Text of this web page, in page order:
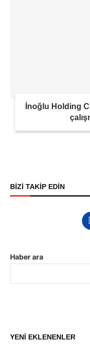
İnoğlu Holding
BİZİ TAKİP EDİN
Haber ara
YENİ EKLENENLER